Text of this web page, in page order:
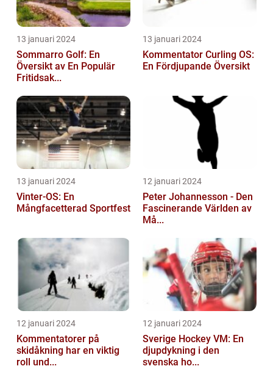
13 januari 2024
Sommarro Golf: En
Översikt av En Populär
Fritidsak...
13 januari 2024
Kommentator Curling OS:
En Fördjupande Översikt
13 januari 2024
Vinter-OS: En
Mångfacetterad Sportfest
12 januari 2024
Peter Johannesson - Den
Fascinerande Världen av
Må...
12 januari 2024
Kommentatorer på
skidåkning har en viktig
roll und...
12 januari 2024
Sverige Hockey VM: En
djupdykning i den
svenska ho...